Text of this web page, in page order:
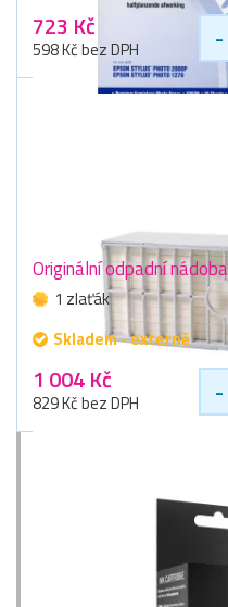
723 Kč
598 Kč bez DPH -
Originální odpadní
1 zlaťák
Skladem - externě
1 004 Kč
829 Kč bez DPH -